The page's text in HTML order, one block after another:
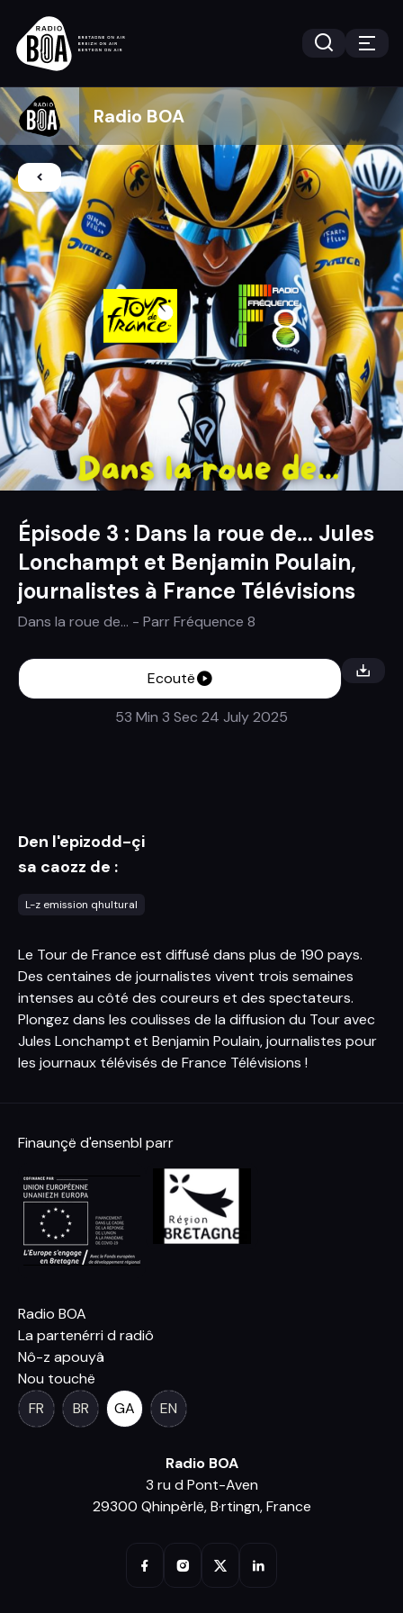
Radio BOA
Épisode 3 : Dans la roue de... Jules
Lonchampt et Benjamin Poulain,
journalistes à France Télévisions
Dans la roue de... - ParrFréquence 8
Ecoutë
53 Min 3 Sec 24 July 2025
Den l'epizodd-çi
sa caozz de :
L-z emission qhultural
Le Tour de France est diffusé dans plus de 190 pays.
Des centaines de journalistes vivent trois semaines
intenses au côté des coureurs et des spectateurs.
Plongez dans les coulisses de la diffusion du Tour avec
Jules Lonchampt et Benjamin Poulain, journalistes pour
les journaux télévisés de France Télévisions !
Finaunçë d'ensenbl parr
Radio BOA
La partenérri d radiô
Nô-z apouyâ
Nou touchë
FR
BR GA EN
Radio BOA
3 ru d Pont-Aven
29300 Qhinpèrlë, B·rtingn, France